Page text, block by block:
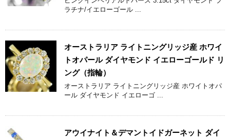
ラチナ/イエローゴール ...
オーストラリア ライトニングリッジ産 ホワイ
トオパール ダイヤモンド イエローゴールド リ
ング（指輪）
オーストラリア ライトニングリッジ産 ホワイトオパ
ール ダイヤモンド イエローゴ ...
アウイナイト＆デマントイドガーネット ダイ